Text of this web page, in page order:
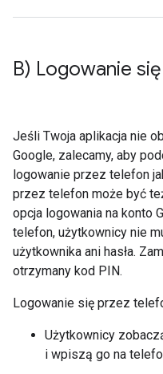
B) Logowanie
Jeśli Twoja aplikacja nie
Google, zalecamy, aby
logowanie przez telefon
przez telefon może być
opcja logowania na konto
telefon, użytkownicy nie
użytkownika ani hasła.
otrzymany kod PIN.
Logowanie się przez
Użytkownicy
i wpiszą go na